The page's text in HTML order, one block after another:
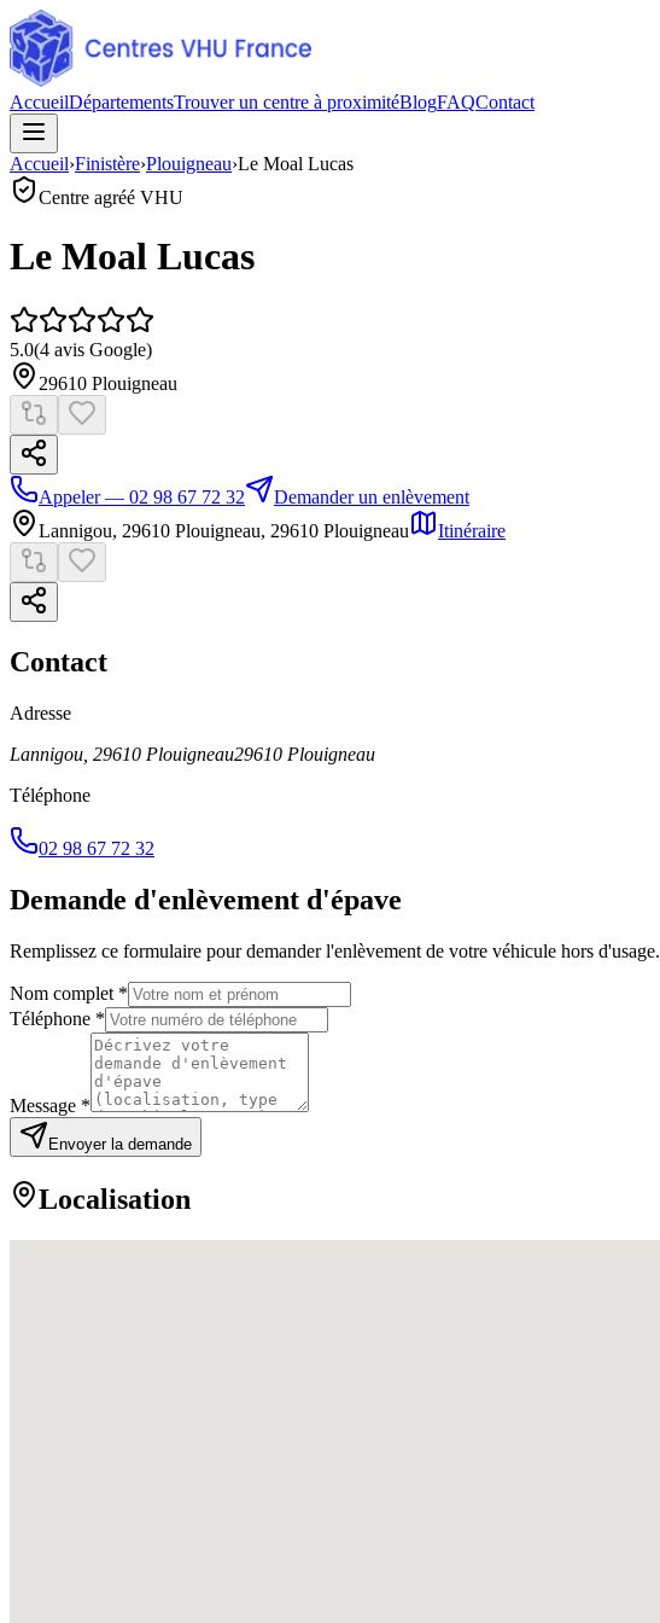
AccueilDépartementsTrouver un centre à proximitéBlogFAQContact
Accueil›Finistère›Plouigneau›Le Moal Lucas
Centre agréé VHU
Le Moal Lucas
5.0(4 avis Google)
29610 Plouigneau
Appeler — 02 98 67 72 32
Demander un enlèvement
Lannigou, 29610 Plouigneau, 29610 Plouigneau Itinéraire
Contact
Adresse
Lannigou, 29610 Plouigneau29610 Plouigneau
Téléphone
02 98 67 72 32
Demande d'enlèvement d'épave
Remplissez ce formulaire pour demander l'enlèvement de votre véhicule hors d'usage.
Nom complet *
Téléphone *
Message *
Envoyer la demande
Localisation